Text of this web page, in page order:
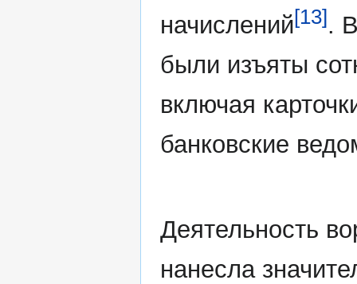
начислений[13].
были изъяты
включая
банковские
Деятельность
нанесла